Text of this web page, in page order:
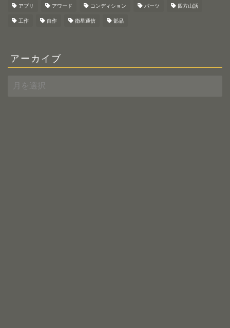
アプリ アワード コンディション パーツ 四方山話
工作 自作 衛星通信 部品
アーカイブ
ー